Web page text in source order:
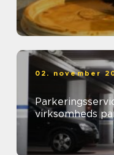
02. november
virksomheds